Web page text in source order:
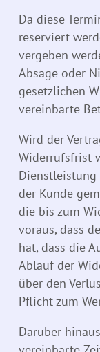
Da diese
reserviert
vergeben
Absage oder
gesetzlichen
vereinbarte
Wird der
Widerrufsfrist
der Kunde
die bis zum
voraus, dass
hat, dass die
Ablauf der
über den
Pflicht zum
Darüber